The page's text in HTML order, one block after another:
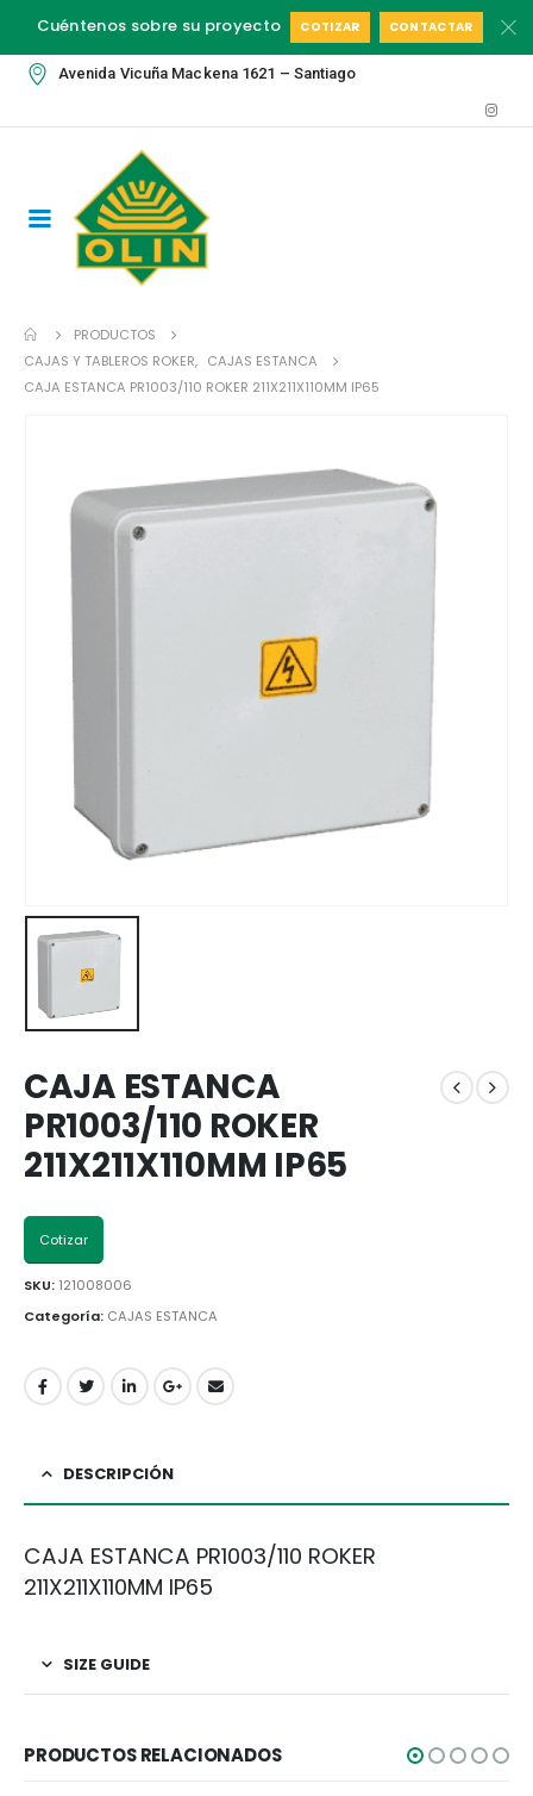
Cuéntenos sobre su proyecto COTIZAR CONTACTAR
Avenida Vicuña Mackena 1621 – Santiago
PRODUCTOS
CAJAS Y TABLEROS ROKER, CAJAS ESTANCA
CAJA ESTANCA PR1003/110 ROKER 211X211X110MM IP65
CAJA ESTANCA
PR1003/110 ROKER
211X211X110MM IP65
Cotizar
SKU: 121008006
Categoría: CAJAS ESTANCA
DESCRIPCIÓN
CAJA ESTANCA PR1003/110 ROKER
211X211X110MM IP65
SIZE GUIDE
PRODUCTOS RELACIONADOS